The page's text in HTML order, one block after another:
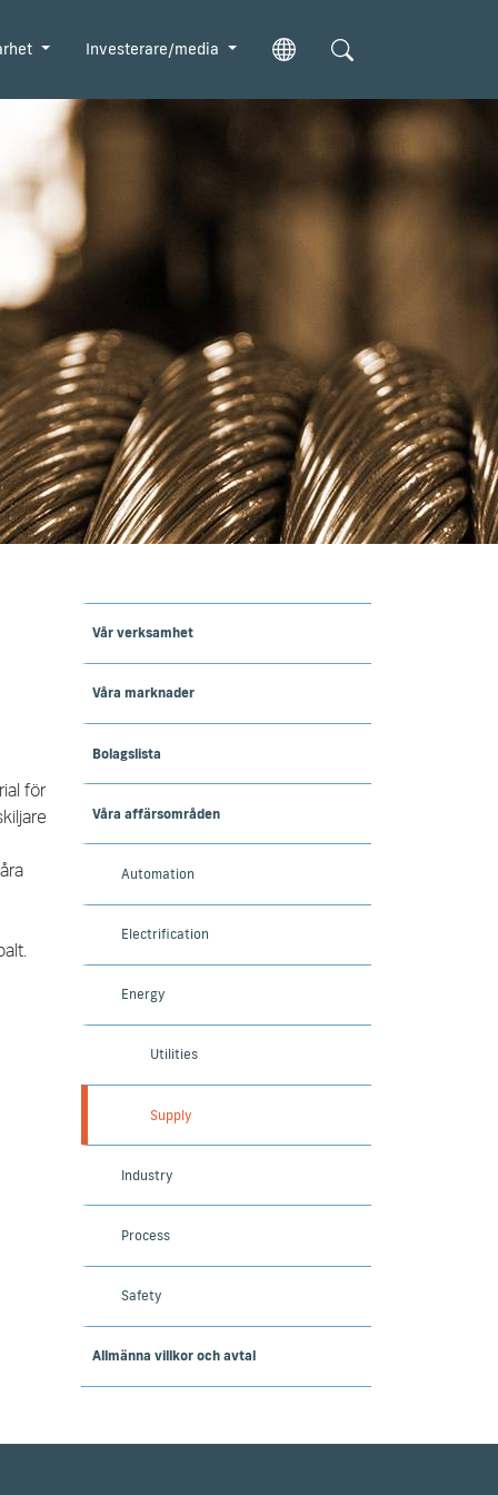
Investerare/media
Vår verksamhet
Våra marknader
Bolagslista
Våra affärsområden
Automation
Electrification
Energy
Utilities
Supply
Industry
Process
Safety
Allmänna villkor och avtal
för